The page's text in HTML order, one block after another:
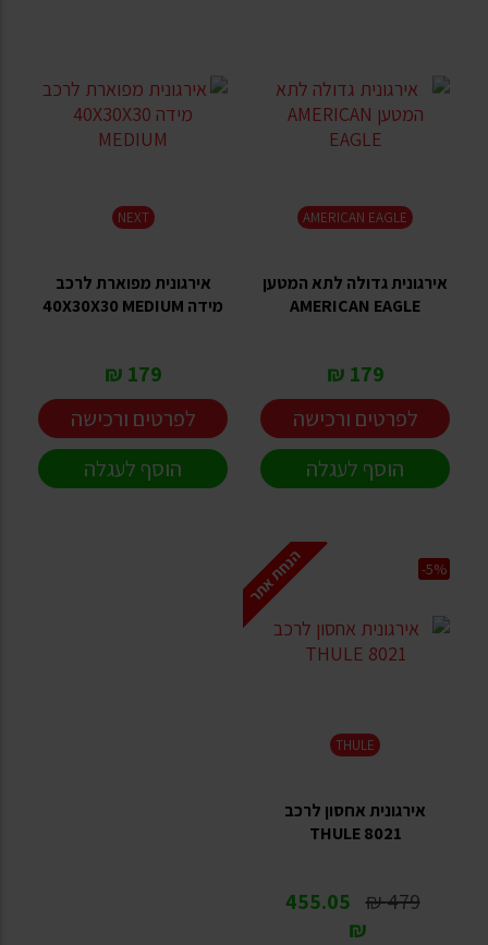
AMERICAN EAGLE
אירגונית גדולה לתא המטען
AMERICAN EAGLE
179 ₪
לפרטים ורכישה
הוסף לעגלה
NEXT
אירגונית מפוארת לרכב
מידה 40X30X30 MEDIUM
179 ₪
לפרטים ורכישה
הוסף לעגלה
הנחת אתר
THULE
אירגונית אחסון לרכב
THULE 8021
479 ₪
455.05
₪
-5%